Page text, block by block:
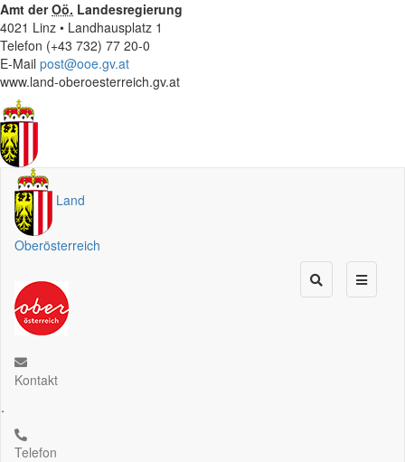
Amt derOö. Landesregierung
4021 Linz • Landhausplatz 1
Telefon (+43 732) 77 20-0
E-Mail post@ooe.gv.at
www.land-oberoesterreich.gv.at
Land
Oberösterreich
Kontakt
.
Telefon